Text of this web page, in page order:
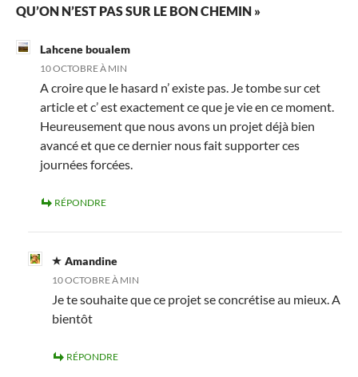
QU’ON N’EST PAS SUR LE BON CHEMIN »
Lahcene boualem
10 OCTOBRE À MIN
A croire que le hasard n’ existe pas. Je tombe sur cet
article et c’ est exactement ce que je vie en ce moment.
Heureusement que nous avons un projet déjà bien
avancé et que ce dernier nous fait supporter ces
journées forcées.
RÉPONDRE
Amandine
10 OCTOBRE À MIN
Je te souhaite que ce projet se concrétise au mieux. A
bientôt
RÉPONDRE